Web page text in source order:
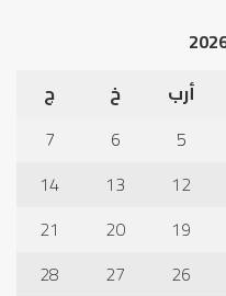
أرب خ
ج
5
6
7
12
13
14
19
20
21
26
27
28